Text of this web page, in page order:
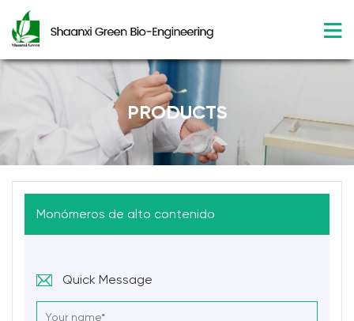
PRODUCTS
Monómeros de alto contenido
Quick Message